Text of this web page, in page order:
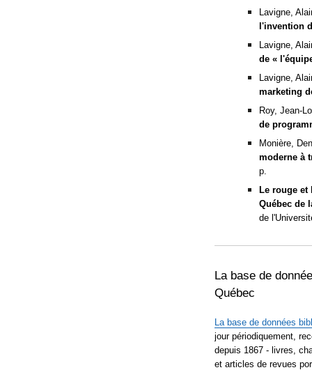
Lavigne,
l'invention
Lavigne,
de «
Lavigne,
marketing
Roy, Jean-
de
Monière,
moderne à
p.
Le rouge
Québec de
de
La base de
Québec
La base de données
jour périodiquement,
depuis 1867 - livres,
et articles de revues